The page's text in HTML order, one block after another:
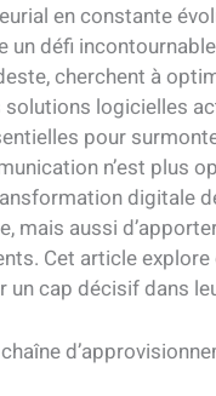
en constante
un défi
cherchent à
logicielles
pour
n’est plus
digitale
mais aussi
Cet article
cap décisif dans